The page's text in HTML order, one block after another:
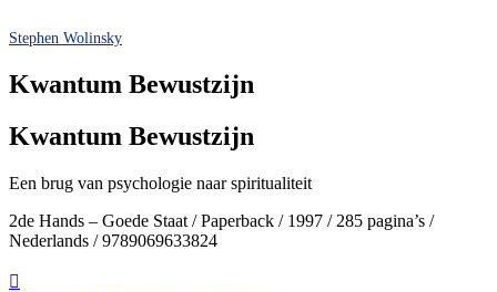
Stephen Wolinsky
Kwantum Bewustzijn
Kwantum Bewustzijn
Een brug van psychologie naar spiritualiteit
2de Hands – Goede Staat / Paperback / 1997 / 285 pagina’s /
Nederlands / 9789069633824